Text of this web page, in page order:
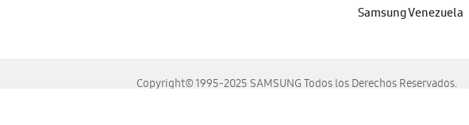
Samsung Venezuela
Copyright© 1995-2025 SAMSUNG Todos los Derechos Reservados.